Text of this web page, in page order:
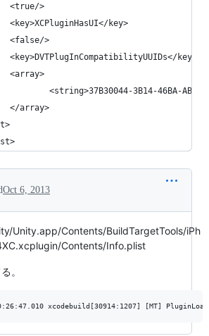
<true/>
<key>XCPluginHasUI</key>
<false/>
key>
<string>37B30044-3B14-46BA-ABAA-
</array>
Oct 6, 2013
Unity.app/Contents/BuildTargetTools/iPh
Contents/Info.plist
。